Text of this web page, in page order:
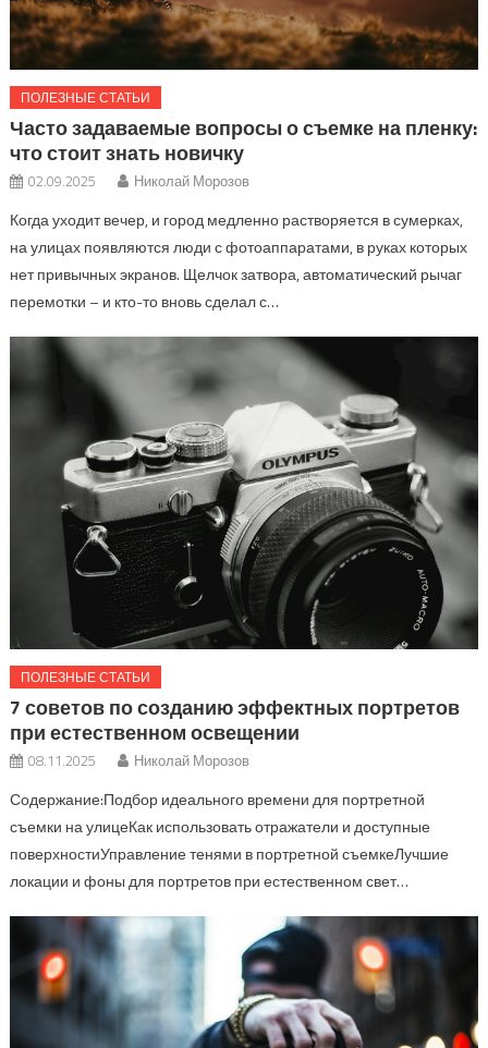
ПОЛЕЗНЫЕ СТАТЬИ
Часто задаваемые вопросы о съемке на пленку:
что стоит знать новичку
02.09.2025 Николай Морозов
Когда уходит вечер, и город медленно растворяется в сумерках,
на улицах появляются люди с фотоаппаратами, в руках которых
нет привычных экранов. Щелчок затвора, автоматический рычаг
перемотки – и кто-то вновь сделал с…
ПОЛЕЗНЫЕ СТАТЬИ
7 советов по созданию эффектных портретов
при естественном освещении
08.11.2025 Николай Морозов
Содержание:Подбор идеального времени для портретной
съемки на улицеКак использовать отражатели и доступные
поверхностиУправление тенями в портретной съемкеЛучшие
локации и фоны для портретов при естественном свет…